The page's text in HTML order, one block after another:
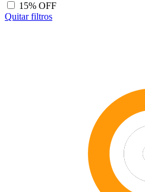
15% OFF
Quitar filtros